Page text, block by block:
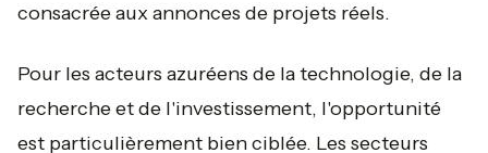
consacrée aux annonces de projets réels.
Pour les acteurs azuréens de la technologie, de la
recherche et de l'investissement, l'opportunité
est particulièrement bien ciblée. Les secteurs